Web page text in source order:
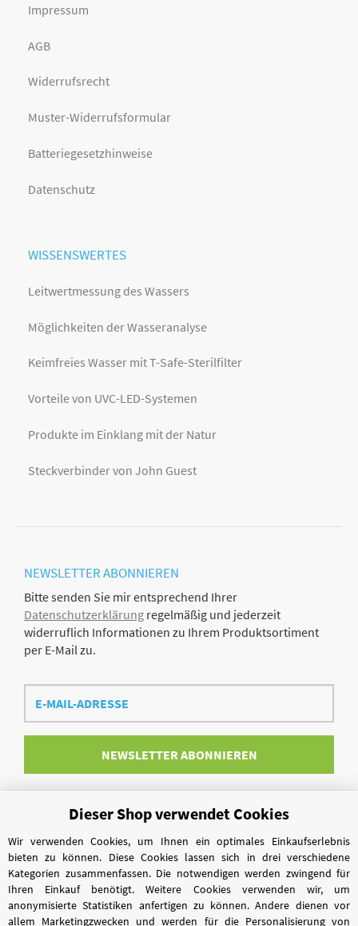
Impressum
AGB
Widerrufsrecht
Muster-Widerrufsformular
Batteriegesetzhinweise
Datenschutz
WISSENSWERTES
Leitwertmessung des Wassers
Möglichkeiten der Wasseranalyse
Keimfreies Wasser mit T-Safe-Sterilfilter
Vorteile von UVC-LED-Systemen
Produkte im Einklang mit der Natur
Steckverbinder von John Guest
NEWSLETTERABONNIEREN
Bitte senden Sie mir entsprechend Ihrer
Datenschutzerklärung regelmäßig und jederzeit
widerruflich Informationen zu Ihrem Produktsortiment
per E-Mail zu.
E-
Mail-
Adresse
NEWSLETTERABONNIEREN
Vertrag widerrufen
Dieser Shop verwendet Cookies
Wir verwenden Cookies, um Ihnen ein optimales Einkaufserlebnis
bieten zu können. Diese Cookies lassen sich in drei verschiedene
Kategorien zusammenfassen. Die notwendigen werden zwingend für
Ihren Einkauf benötigt. Weitere Cookies verwenden wir, um
anonymisierte Statistiken anfertigen zu können. Andere dienen vor
allem Marketingzwecken und werden für die Personalisierung von